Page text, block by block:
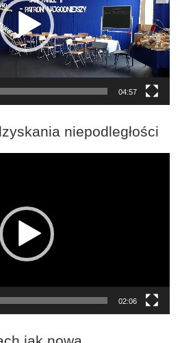
04:57
niepodległości
02:06